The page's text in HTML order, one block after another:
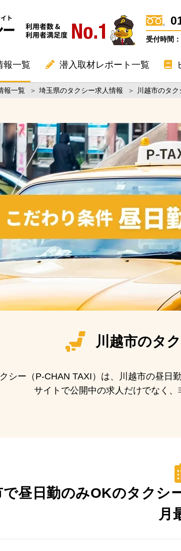
受付時間
報一覧 潜入取材レポート一覧
報一覧 ＞ 埼玉県のタクシー求人情報 ＞ 川越市のタ
川越市のタ
シー（P-CHAN TAXI）は、川越市の昼日
サイトで公開中の求人だけでなく、
昼日勤のみOKのタクシ
月